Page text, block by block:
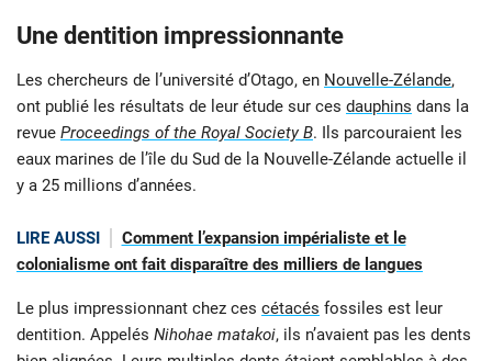
Une dentition impressionnante
Les chercheurs de l’université d’Otago, en Nouvelle-Zélande,
ont publié les résultats de leur étude sur ces dauphins dans la
revue Proceedings of the Royal Society B. Ils parcouraient les
eaux marines de l’île du Sud de la Nouvelle-Zélande actuelle il
y a 25 millions d’années.
LIRE AUSSI
Comment l’expansion impérialiste et le
colonialisme ont fait disparaître des milliers de langues
Le plus impressionnant chez ces cétacés fossiles est leur
dentition. Appelés Nihohae matakoi, ils n’avaient pas les dents